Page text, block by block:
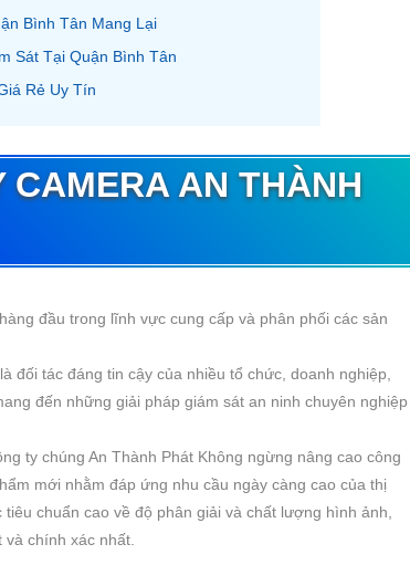
Bình Tân Mang Lại
Sát Tại Quận Bình Tân
Rẻ Uy Tín
CAMERA AN THÀNH
đầu trong lĩnh vực cung cấp và phân phối các sản
đối tác đáng tin cậy của nhiều tổ chức, doanh nghiệp,
đến những giải pháp giám sát an ninh chuyên nghiệp
ty chúng An Thành Phát Không ngừng nâng cao công
mới nhằm đáp ứng nhu cầu ngày càng cao của thị
chuẩn cao về độ phân giải và chất lượng hình ảnh,
chính xác nhất.